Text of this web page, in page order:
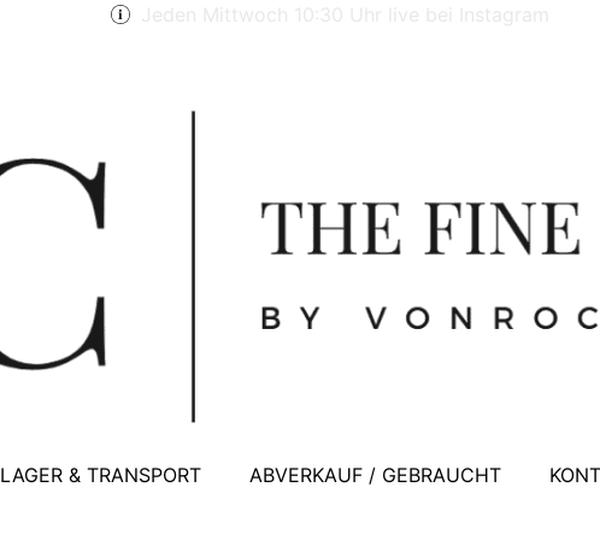
Jeden Mittwoch 10:30 Uhr live bei Instagram
LAGER & TRANSPORT ABVERKAUF / GEBRAUCHT